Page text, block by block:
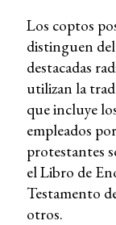
Los coptos
distinguen
destacadas
utilizan la
que incluye
empleados
protestantes
el Libro de
Testamento
otros.